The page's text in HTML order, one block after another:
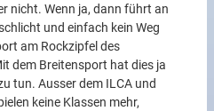
nicht. Wenn ja, dann führt an
und einfach kein Weg
am Rockzipfel des
dem Breitensport hat dies ja
tun. Ausser dem ILCA und
keine Klassen mehr,